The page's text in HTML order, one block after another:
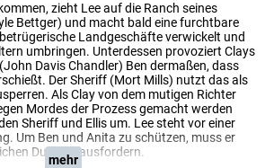
zieht Lee auf die Ranch seines
Bettger) und macht bald eine furchtbare
Landgeschäfte verwickelt und
umbringen. Unterdessen provoziert Clays
Davis Chandler) Ben dermaßen, dass
Der Sheriff (Mort Mills) nutzt das als
Als Clay von dem mutigen Richter
Mordes der Prozess gemacht werden
Sheriff und Ellis um. Lee steht vor einer
Um Ben und Anita zu schützen, muss er
Duell herausfordern.
mehr